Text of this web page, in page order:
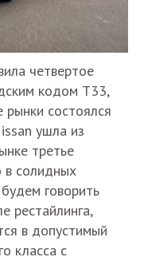
четвертое
кодом T33,
рынки состоялся
ушла из
третье
в солидных
говорить
рестайлинга,
в допустимый
класса с